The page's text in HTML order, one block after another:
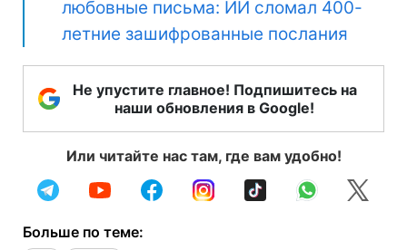
любовные письма: ИИ сломал 400-
летние зашифрованные послания
Не упустите главное! Подпишитесь на
наши обновления в Google!
Или читайте нас там, где вам удобно!
Больше по теме: